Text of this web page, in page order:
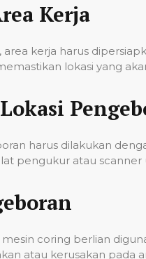
Kerja
kerja harus
lokasi yang
harus dilakukan
pengukur atau
mesin coring berlian
atau kerusakan pada